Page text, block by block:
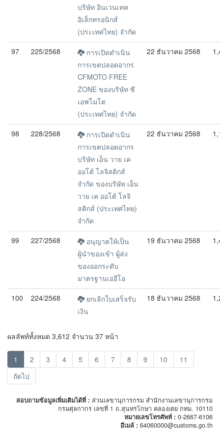
บริษัท อินเวนเทค
อิเล็กทรอนิกส์
(ประเทศไทย) จำกัด
97 225/2568
การเปิดดำเนิน
การเขตปลอดอากร
CFMOTO FREE
ZONE ของบริษัท ซี
เอฟโมโต
(ประเทศไทย) จำกัด
22 ธันวาคม 2568
98 228/2568
การเปิดดำเนิน
การเขตปลอดอากร
บริษัท เอ็น วาย เค
ออโต้ โลจิสติกส์
จำกัด ของบริษัท เอ็น
วาย เค ออโต้ โลจิ
สติกส์ (ประเทศไทย)
จำกัด
22 ธันวาคม 2568
99 227/2568
อนุญาตให้เป็น
ผู้นำของเข้า ผู้ส่ง
ของออกระดับ
มาตรฐานเออีโอ
19 ธันวาคม 2568
100 224/2568
ยกเลิกใบเสร็จรับ
เงิน
18 ธันวาคม 2568
ผลลัพท์ทั้งหมด 3,612 จำนวน 37 หน้า
1 2 3 4 5 6 7 8 9 10
11
ถัดไป
สอบถามข้อมูลเพิ่มเติมได้ที่ : ส่วนเลขานุการกรม สำนักงานเลขานุการกรม
กรมศุลกากร เลขที่ 1 ถ.สุนทรโกษา คลองเตย กทม. 10110
หมายเลขโทรศัพท์ : 0-2667-6106
อีเมล์ : 64060000@customs.go.th